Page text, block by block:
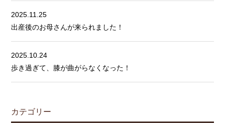
2025.11.25
出産後のお母さんが来られました！
2025.10.24
歩き過ぎて、膝が曲がらなくなった！
カテゴリー